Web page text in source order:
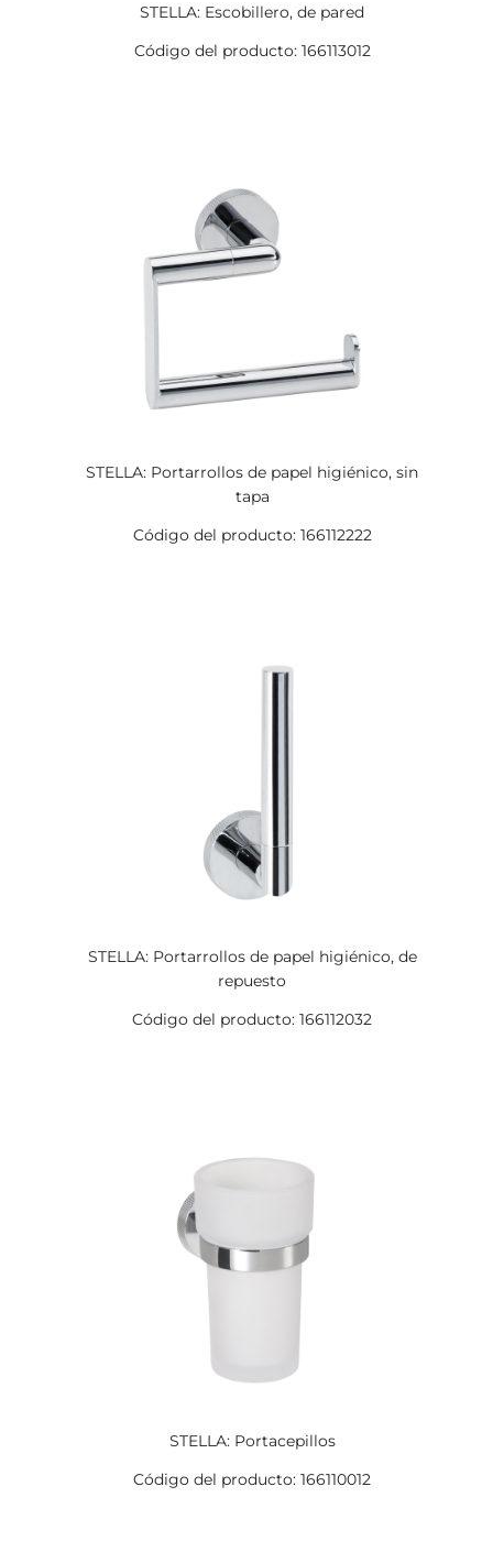
STELLA: Escobillero, de pared
Código del producto: 166113012
STELLA: Portarrollos de papel higiénico, sin
tapa
Código del producto: 166112222
STELLA: Portarrollos de papel higiénico, de
repuesto
Código del producto: 166112032
STELLA: Portacepillos
Código del producto: 166110012